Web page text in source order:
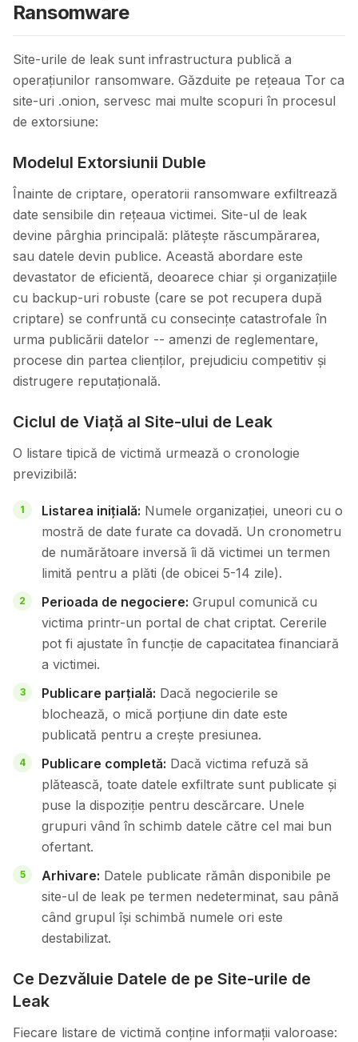
Ransomware
Site-urile de leak sunt infrastructura publică a
operațiunilor ransomware. Găzduite pe rețeaua Tor ca
site-uri .onion, servesc mai multe scopuri în procesul
de extorsiune:
Modelul Extorsiunii Duble
Înainte de criptare, operatorii ransomware exfiltrează
date sensibile din rețeaua victimei. Site-ul de leak
devine pârghia principală: plătește răscumpărarea,
sau datele devin publice. Această abordare este
devastator de eficientă, deoarece chiar și organizațiile
cu backup-uri robuste (care se pot recupera după
criptare) se confruntă cu consecințe catastrofale în
urma publicării datelor -- amenzi de reglementare,
procese din partea clienților, prejudiciu competitiv și
distrugere reputațională.
Ciclul de Viață al Site-ului de Leak
O listare tipică de victimă urmează o cronologie
previzibilă:
Listarea inițială: Numele organizației, uneori cu o
mostră de date furate ca dovadă. Un cronometru
de numărătoare inversă îi dă victimei un termen
limită pentru a plăti (de obicei 5-14 zile).
Perioada de negociere: Grupul comunică cu
victima printr-un portal de chat criptat. Cererile
pot fi ajustate în funcție de capacitatea financiară
a victimei.
Publicare parțială: Dacă negocierile se
blochează, o mică porțiune din date este
publicată pentru a crește presiunea.
Publicare completă: Dacă victima refuză să
plătească, toate datele exfiltrate sunt publicate și
puse la dispoziție pentru descărcare. Unele
grupuri vând în schimb datele către cel mai bun
ofertant.
Arhivare: Datele publicate rămân disponibile pe
site-ul de leak pe termen nedeterminat, sau până
când grupul își schimbă numele ori este
destabilizat.
Ce Dezvăluie Datele de pe Site-urile de
Leak
Fiecare listare de victimă conține informații valoroase: